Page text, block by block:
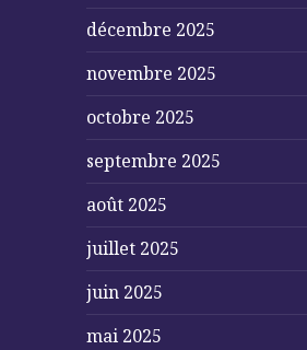
décembre 2025
novembre 2025
octobre 2025
septembre 2025
août 2025
juillet 2025
juin 2025
mai 2025